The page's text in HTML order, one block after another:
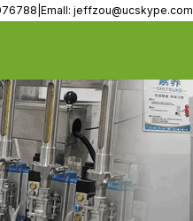
jeffzou@ucskype.com